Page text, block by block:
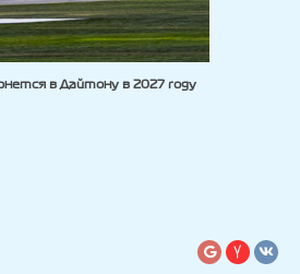
в Дайтону в 2027 году